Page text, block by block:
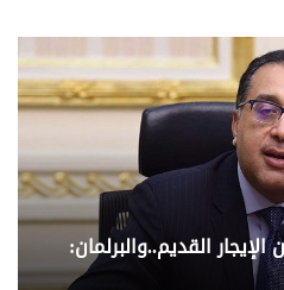
القديم..والبرلمان:
..
من